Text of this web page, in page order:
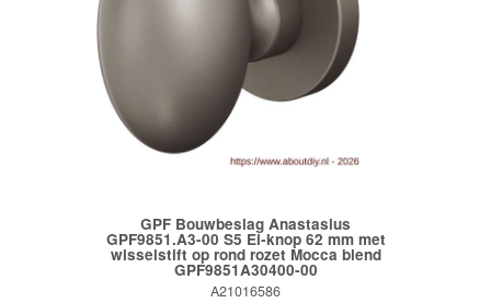
GPF Bouwbeslag Anastasius
GPF9851.A3-00 S5 Ei-knop 62 mm met
wisselstift op rond rozet Mocca blend
GPF9851A30400-00
A21016586